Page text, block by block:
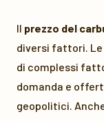
Il prezzo del
diversi fattori.
di complessi
domanda e
geopolitici.